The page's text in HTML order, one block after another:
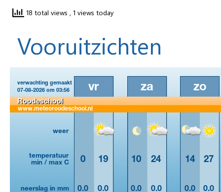
18 total views , 1 views today
Vooruitzichten